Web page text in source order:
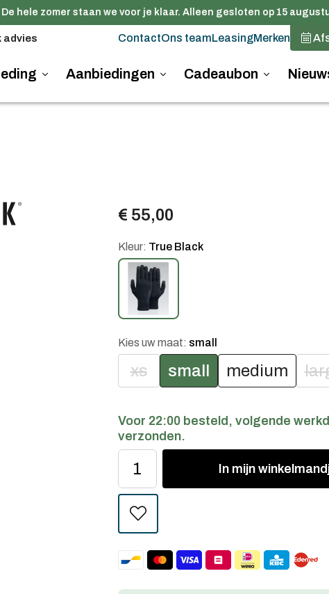
hele zomer staan we voor je klaar. Alleen gesloten op 15
advies ContactOns teamLeasingMerken
Aanbiedingen Cadeaubon
€ 55,00
Kleur: True Black
Kies uw maat: small
xs small medium
Voor 22:00 besteld, volgende
verzonden.
In mijn